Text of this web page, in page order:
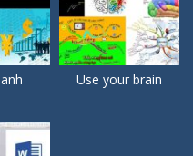
Use your brain